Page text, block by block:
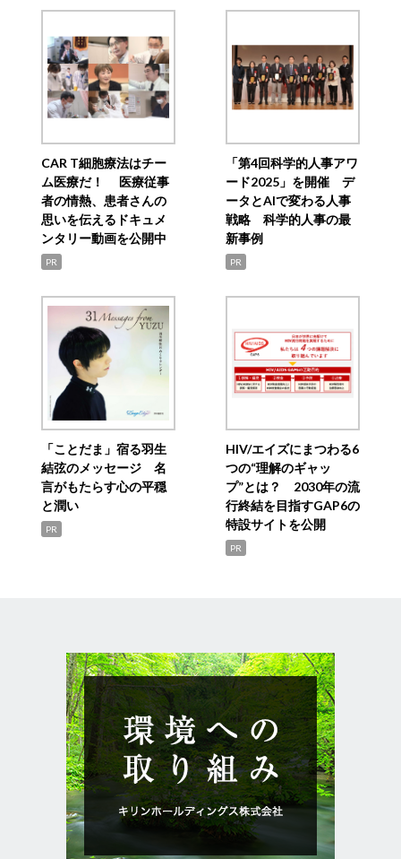
CAR T細胞療法はチー
ム医療だ！ 医療従事
者の情熱、患者さんの
思いを伝えるドキュメ
ンタリー動画を公開中
PR
「第4回科学的人事アワ
ード2025」を開催 デ
ータとAIで変わる人事
戦略 科学的人事の最
新事例
PR
「ことだま」宿る羽生
結弦のメッセージ 名
言がもたらす心の平穏
と潤い
PR
HIV/エイズにまつわる6
つの“理解のギャッ
プ”とは？ 2030年の流
行終結を目指すGAP6の
特設サイトを公開
PR